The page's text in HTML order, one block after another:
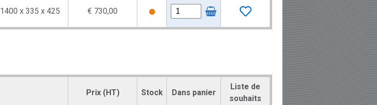
1400 x 335 x 425 € 730,00
Prix (HT) Stock Dans panier
Liste de
souhaits